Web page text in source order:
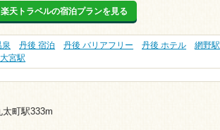
楽天トラベルの宿泊プランを見る
泉 丹後 宿泊 丹後 バリアフリー 丹後 ホテル 網野駅
宮駅
太町駅333m